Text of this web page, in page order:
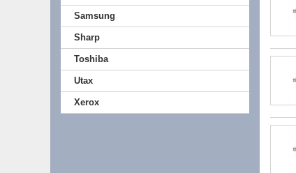
Samsung
Sharp
Toshiba
Utax
Xerox